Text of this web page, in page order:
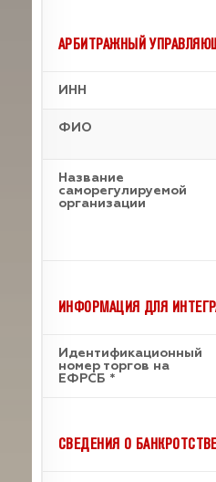
АРБИТРАЖНЫЙ
ИНН
ФИО
Название
саморегулируемой
организации
ИНФОРМАЦИЯ ДЛЯ
Идентификационный
номер торгов на
ЕФРСБ *
СВЕДЕНИЯ О